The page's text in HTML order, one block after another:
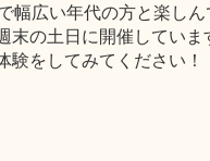
幅広い年代の方と楽しん
の土日に開催していま
験をしてみてください！